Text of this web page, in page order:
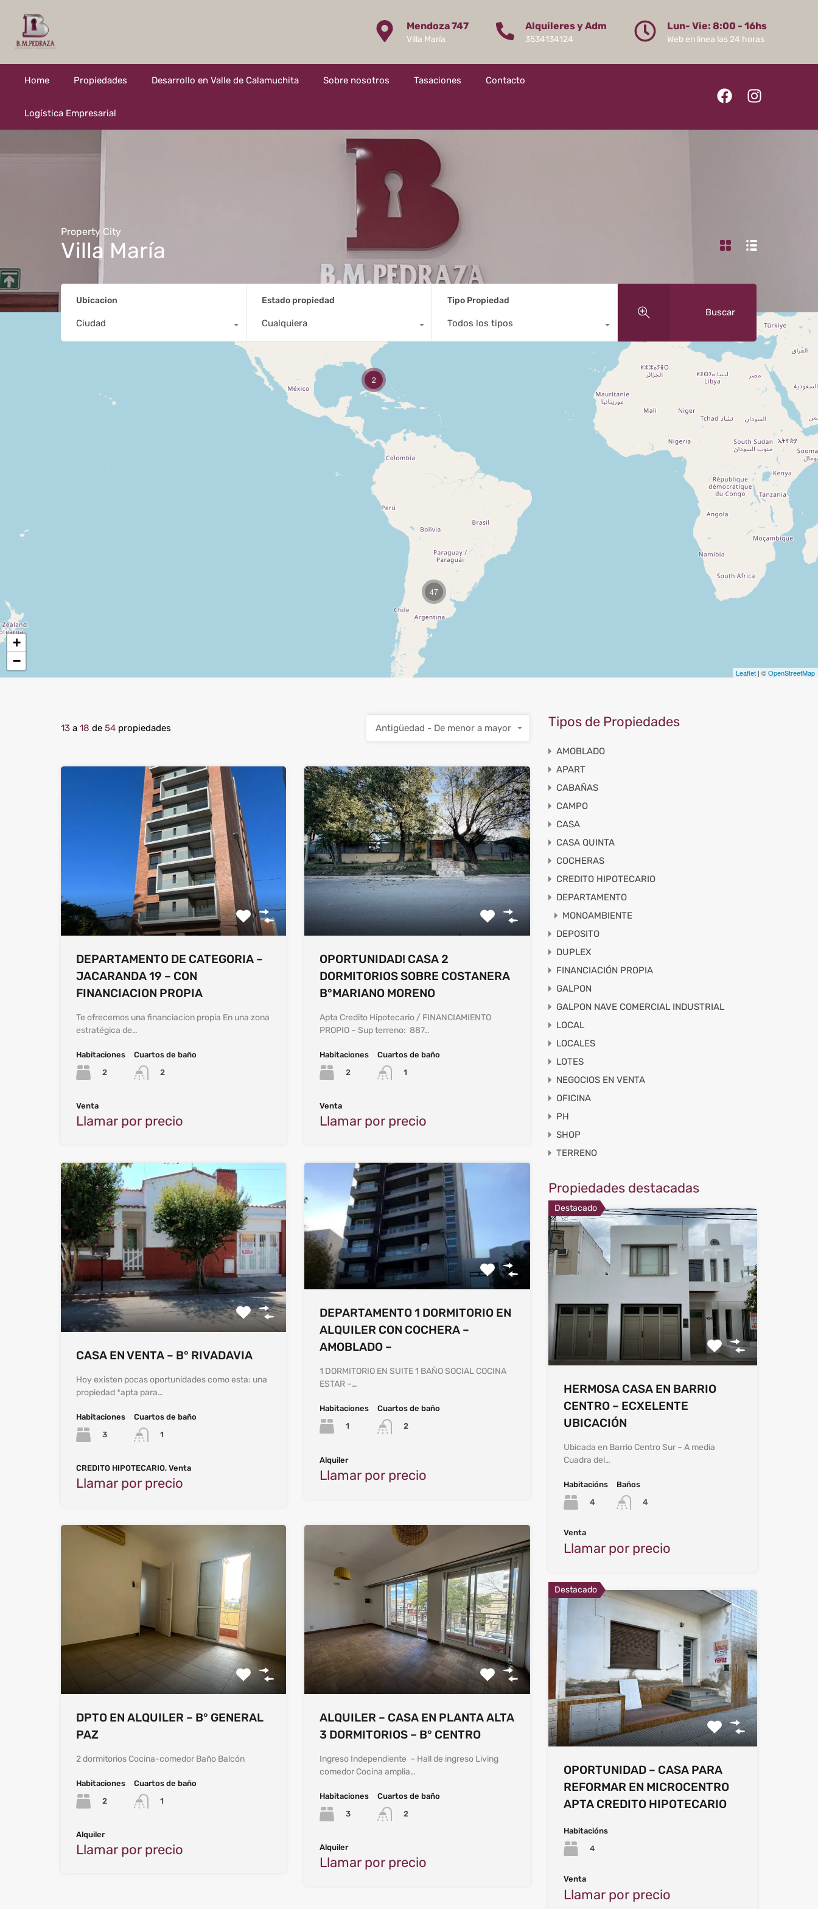
Mendoza 747
Villa María
Alquileres y Adm
3534134124
Lun- Vie: 8:00 - 16hs
Web en linea las 24 horas
Home Propiedades Desarrollo en Valle de Calamuchita Sobre nosotros Tasaciones Contacto
Logística Empresarial
Property City
Villa María
Ubicacion
Ciudad
Estado propiedad
Cualquiera
Tipo Propiedad
Todos los tipos
Buscar
2
47
+
−
Leaflet | ©OpenStreetMap
13 a 18 de 54 propiedades Antigüedad - De menor a mayor
DEPARTAMENTO DE CATEGORIA –
JACARANDA 19 – CON
FINANCIACION PROPIA
Te ofrecemos una financiacion propia En una zona
estratégica de…
Habitaciones
2
Cuartos de baño
2
Venta
Llamar por precio
OPORTUNIDAD! CASA 2
DORMITORIOS SOBRE COSTANERA
B°MARIANO MORENO
Apta Credito Hipotecario / FINANCIAMIENTO
PROPIO – Sup terreno: 887…
Habitaciones
2
Cuartos de baño
1
Venta
Llamar por precio
CASA EN VENTA – B° RIVADAVIA
Hoy existen pocas oportunidades como esta: una
propiedad *apta para…
Habitaciones
3
Cuartos de baño
1
CREDITO HIPOTECARIO, Venta
Llamar por precio
DEPARTAMENTO 1 DORMITORIO EN
ALQUILER CON COCHERA –
AMOBLADO –
1 DORMITORIO EN SUITE 1 BAÑO SOCIAL COCINA
ESTAR –…
Habitaciones
1
Cuartos de baño
2
Alquiler
Llamar por precio
DPTO EN ALQUILER – B° GENERAL
PAZ
2 dormitorios Cocina-comedor Baño Balcón
Habitaciones
2
Cuartos de baño
1
Alquiler
Llamar por precio
ALQUILER – CASA EN PLANTA ALTA
3 DORMITORIOS – B° CENTRO
Ingreso Independiente – Hall de ingreso Living
comedor Cocina amplia…
Habitaciones
3
Cuartos de baño
2
Alquiler
Llamar por precio
Tipos de Propiedades
AMOBLADO
APART
CABAÑAS
CAMPO
CASA
CASA QUINTA
COCHERAS
CREDITO HIPOTECARIO
DEPARTAMENTO
MONOAMBIENTE
DEPOSITO
DUPLEX
FINANCIACIÓN PROPIA
GALPON
GALPON NAVE COMERCIAL INDUSTRIAL
LOCAL
LOCALES
LOTES
NEGOCIOS EN VENTA
OFICINA
PH
SHOP
TERRENO
Propiedades destacadas
Destacado
HERMOSA CASA EN BARRIO
CENTRO – ECXELENTE
UBICACIÓN
Ubicada en Barrio Centro Sur – A media
Cuadra del…
Habitacións
4
Baños
4
Venta
Llamar por precio
Destacado
OPORTUNIDAD – CASA PARA
REFORMAR EN MICROCENTRO
APTA CREDITO HIPOTECARIO
Habitacións
4
Venta
Llamar por precio